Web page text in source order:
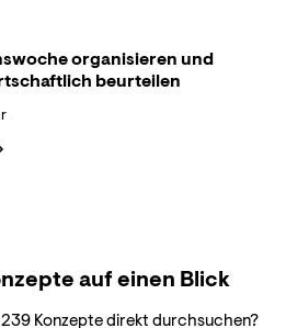
organisieren und
beurteilen
auf einen Blick
Konzepte direkt durchsuchen?